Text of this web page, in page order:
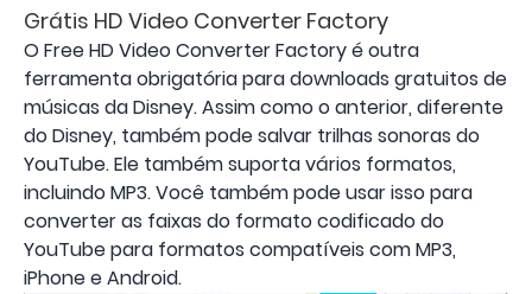
Grátis HD Video Converter Factory
O Free HD Video Converter Factory é outra
ferramenta obrigatória para downloads gratuitos de
músicas da Disney. Assim como o anterior, diferente
do Disney, também pode salvar trilhas sonoras do
YouTube. Ele também suporta vários formatos,
incluindo MP3. Você também pode usar isso para
converter as faixas do formato codificado do
YouTube para formatos compatíveis com MP3,
iPhone e Android.